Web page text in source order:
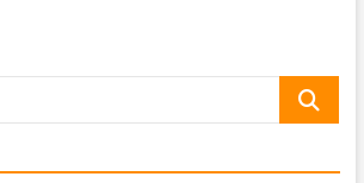
Buscar